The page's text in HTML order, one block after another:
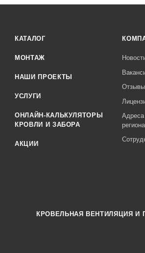
КАТАЛОГ
МОНТАЖ
НАШИ ПРОЕКТЫ
УСЛУГИ
ОНЛАЙН-КАЛЬКУЛЯТОРЫ
КРОВЛИ И ЗАБОРА
АКЦИИ
КРОВЕЛЬНАЯ ВЕНТИЛЯЦИЯ